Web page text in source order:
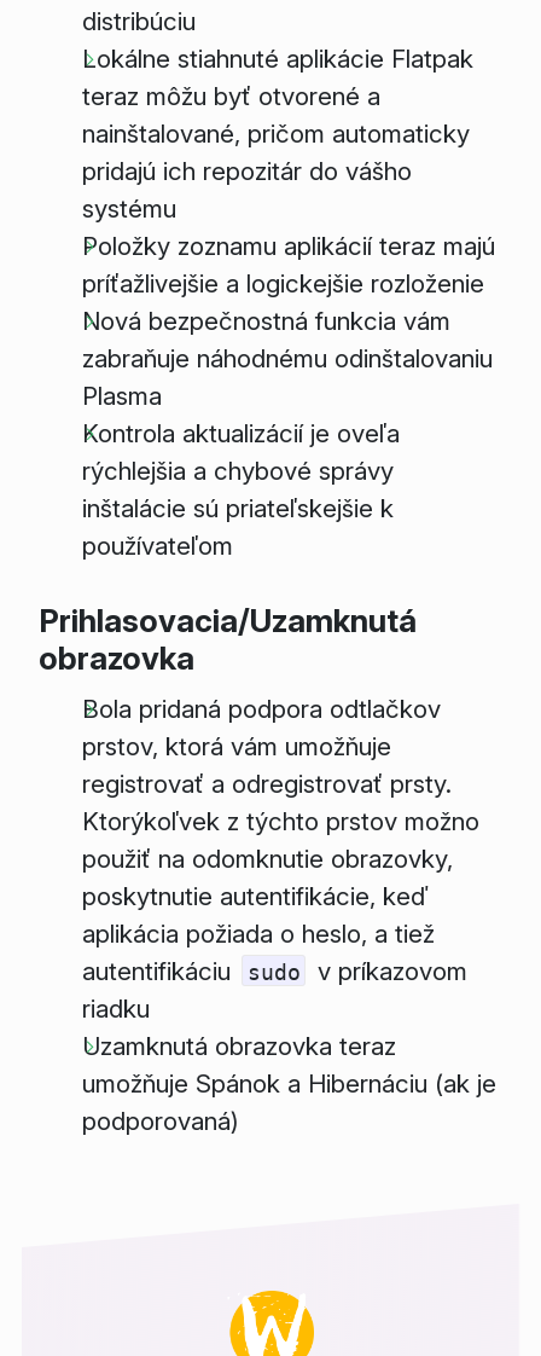
distribúciu
Lokálne stiahnuté aplikácie Flatpak
teraz môžu byť otvorené a
nainštalované, pričom automaticky
pridajú ich repozitár do vášho
systému
Položky zoznamu aplikácií teraz majú
príťažlivejšie a logickejšie rozloženie
Nová bezpečnostná funkcia vám
zabraňuje náhodnému odinštalovaniu
Plasma
Kontrola aktualizácií je oveľa
rýchlejšia a chybové správy
inštalácie sú priateľskejšie k
používateľom
Prihlasovacia/Uzamknutá
obrazovka
Bola pridaná podpora odtlačkov
prstov, ktorá vám umožňuje
registrovať a odregistrovať prsty.
Ktorýkoľvek z týchto prstov možno
použiť na odomknutie obrazovky,
poskytnutie autentifikácie, keď
aplikácia požiada o heslo, a tiež
autentifikáciu
sudo
v príkazovom
riadku
Uzamknutá obrazovka teraz
umožňuje Spánok a Hibernáciu (ak je
podporovaná)